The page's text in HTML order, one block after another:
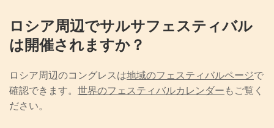
ロシア周辺でサルサフェスティバル
は開催されますか？
ロシア周辺のコングレスは地域のフェスティバルページで
確認できます。 世界のフェスティバルカレンダーもご覧く
ださい。